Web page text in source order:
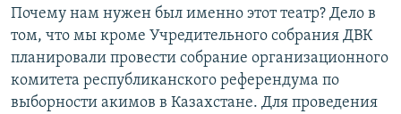
Почему нам нужен был именно этот театр? Дело в
том, что мы кроме Учредительного собрания ДВК
планировали провести собрание организационного
комитета республиканского референдума по
выборности акимов в Казахстане. Для проведения